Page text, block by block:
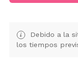
Debido a la
los tiempos